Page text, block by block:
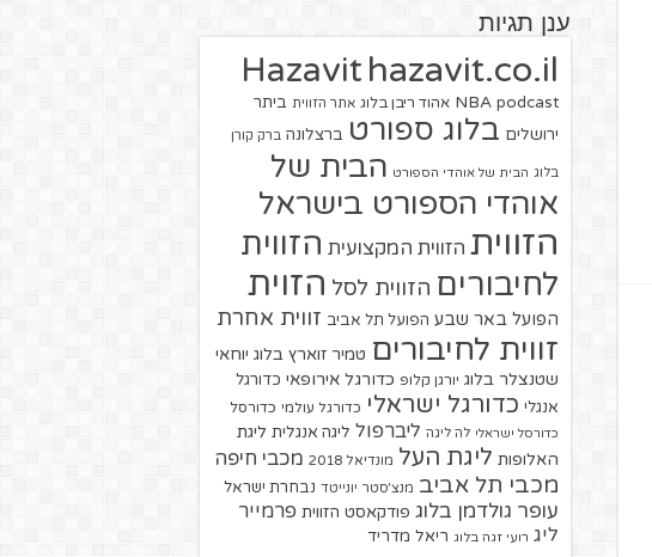
ענן תגיות
Hazavit hazavit.co.il
NBA podcast אהוד ריבן בלוג אתר הזווית ביתר
ירושלים בלוג ספורט ברצלונה ברק קורן
בלוג הבית של אוהדי הספורט הבית של
אוהדי הספורט בישראל
הזווית הזווית המקצועית הזווית
לחיבורים הזווית לסל הזוית
הפועל באר שבע הפועל תל אביב זווית אחרת
זווית לחיבורים טמיר זוארץ בלוג יוחאי
שטנצלר בלוג יורגן קלופ כדורגל אירופאי כדורגל
אנגלי כדורגל ישראלי כדורגל עולמי כדורסל
כדורסל ישראלי לה ליגה ליברפול ליגה אנגלית ליגת
האלופות ליגת העל מונדיאל 2018 מכבי חיפה
מכבי תל אביב מנצ'סטר יונייטד נבחרת ישראל
עופר גולדמן בלוג פודקאסט הזווית פרמייר
ליג רועי זגה בלוג ריאל מדריד